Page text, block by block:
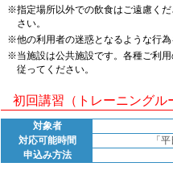
※指定場所以外での飲食はご遠慮く
さい。
※他の利用者の迷惑となるような行為
※当施設は公共施設です。各種ご利
従ってください。
初回講習（トレーニングル
対象者
対応可能時間
「
申込み方法